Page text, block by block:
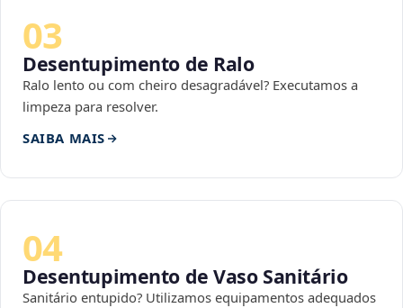
03
Desentupimento de Ralo
Ralo lento ou com cheiro desagradável? Executamos a
limpeza para resolver.
SAIBA MAIS
04
Desentupimento de Vaso Sanitário
Sanitário entupido? Utilizamos equipamentos adequados